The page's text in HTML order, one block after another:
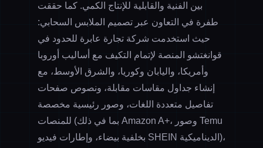
بين الفنية والقابلية للإنتاج الكمي. كما حققت
طفرة في التعاون عبر تصميم الملابس السحابي:
حيث استخدمت شركة تجارة عابرة للحدود في
قوانغتشو المنصة لإتمام التكيف مع أساليب أوروبا
وأمريكا، واليابان وكوريا، والشرق الأوسط، مع
إنشاء جداول مقاسات مقابلة، ونصوص صفحات
تفاصيل متعددة اللغات، وصور رئيسية مخصصة
للمنصات (بما في ذلك Amazon A+، وصور Temu
بخلفية بيضاء، وإطارات فيديو SHEIN الديناميكية)،